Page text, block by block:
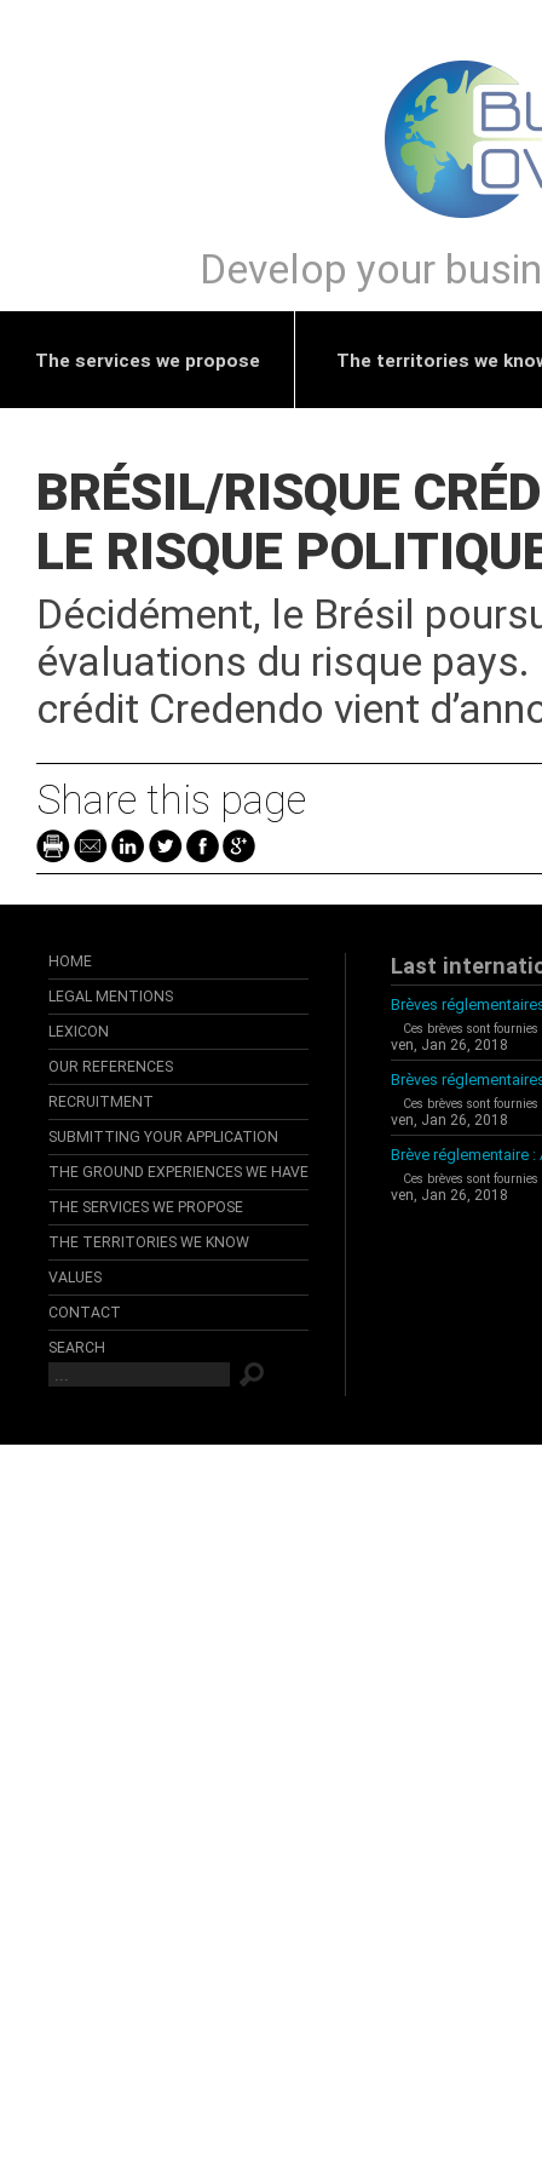
Develop your
The services we propose The territories we
BRÉSIL/RISQUE
LE RISQUE
Décidément, le Brésil
évaluations du risque pays.
crédit Credendo vient
Share this page
HOME
LEGAL MENTIONS
LEXICON
OUR REFERENCES
RECRUITMENT
SUBMITTING YOUR APPLICATION
THE GROUND EXPERIENCES WE HAVE
THE SERVICES WE PROPOSE
THE TERRITORIES WE KNOW
VALUES
CONTACT
SEARCH
Last
Brèves
Ces brèves sont
ven, Jan 26, 2018
Brèves
Ces brèves sont
ven, Jan 26, 2018
Brève réglementaire :
Ces brèves sont
ven, Jan 26, 2018